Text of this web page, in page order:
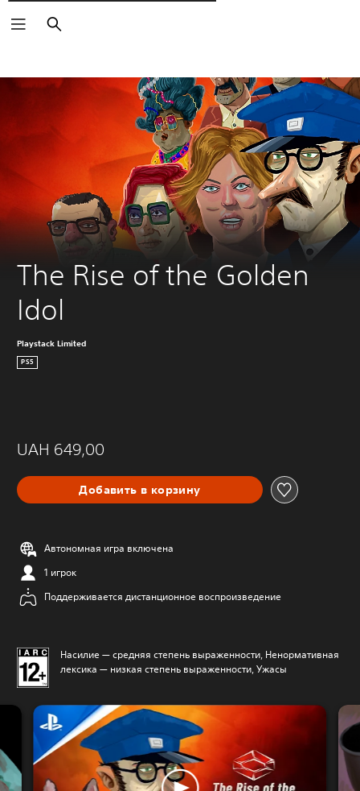
Поиск
The Rise of the Golden
Idol
Playstack Limited
PS5
UAH 649,00
Добавить в корзину
Автономная игра включена
1 игрок
Поддерживается дистанционное воспроизведение
Насилие — средняя степень выраженности, Ненормативная
лексика — низкая степень выраженности, Ужасы